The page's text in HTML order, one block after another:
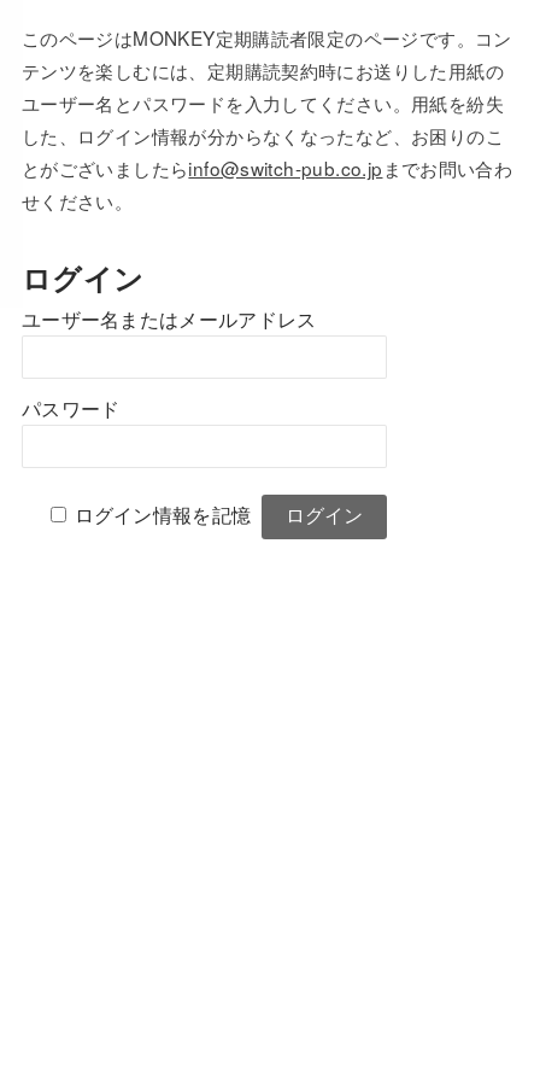
このページはMONKEY定期購読者限定のページです。コン
テンツを楽しむには、定期購読契約時にお送りした用紙の
ユーザー名とパスワードを入力してください。用紙を紛失
した、ログイン情報が分からなくなったなど、お困りのこ
とがございましたらinfo@switch-pub.co.jp までお問い合わ
せください。
ログイン
ユーザー名またはメールアドレス
パスワード
ログイン情報を記憶